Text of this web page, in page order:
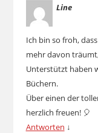
Line
Ich bin so froh,
mehr davon
Unterstützt haben
Büchern.
Über einen der
herzlich freuen! 🎈
Antworten ↓